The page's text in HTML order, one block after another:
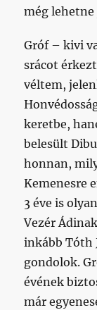
még
Gróf – kivi
srácot
véltem,
keretbe,
belesült
honnan,
Kemenesre
3 éve is
Vezér
inkább Tóth
gondolok.
évének
már